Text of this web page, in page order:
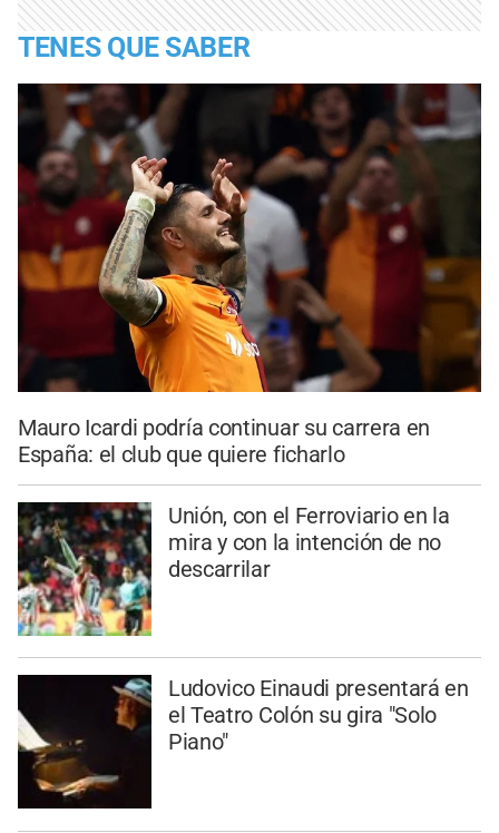
TENES QUE SABER
Mauro Icardi podría continuar su carrera en
España: el club que quiere ficharlo
Unión, con el Ferroviario en la
mira y con la intención de no
descarrilar
Ludovico Einaudi presentará en
el Teatro Colón su gira "Solo
Piano"